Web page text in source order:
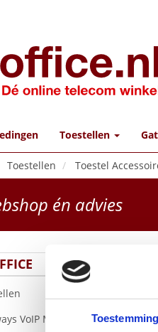
Toestemming
Toestellen
Toestellen Toestel
én advies
VoIP Media